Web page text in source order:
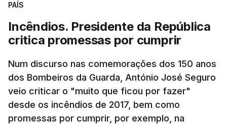
PAÍS
Incêndios. Presidente da República
critica promessas por cumprir
Num discurso nas comemorações dos 150 anos
dos Bombeiros da Guarda, António José Seguro
veio criticar o "muito que ficou por fazer"
desde os incêndios de 2017, bem como
promessas por cumprir, por exemplo, na